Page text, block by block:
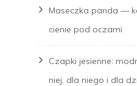
Maseczka panda —
cienie pod oczami
Czapki jesienne:
niej, dla niego i dla